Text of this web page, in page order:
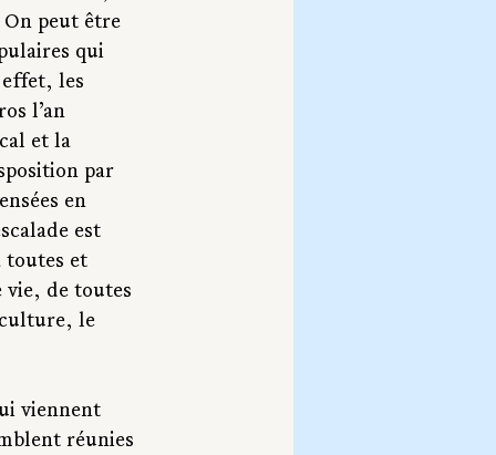
On peut être
qui
effet, les
l’an
et la
par
en
est
toutes et
vie, de toutes
le
viennent
réunies